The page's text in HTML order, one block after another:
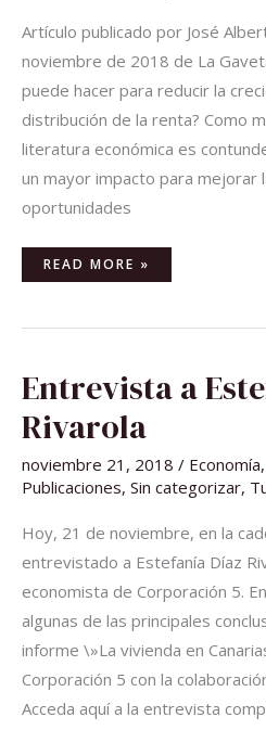
Artículo publicado por José
noviembre de 2018 de La
puede hacer para reducir la
distribución de la renta? Como
literatura económica es
un mayor impacto para mejorar
oportunidades
READ MORE »
Entrevista a
Rivarola
noviembre 21, 2018 / Economía,
Publicaciones, Sin categorizar,
Hoy, 21 de noviembre, en la
entrevistado a Estefanía Díaz
economista de Corporación 5.
algunas de las principales
informe \»La vivienda en
Corporación 5 con la
Acceda aquí a la entrevista
ENTREVISTA
A
ESTEFANÍA
DÍAZ
RIVAROLA